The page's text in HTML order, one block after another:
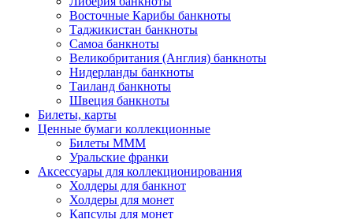
Восточные Карибы банкноты
Таджикистан банкноты
Самоа банкноты
Великобритания (Англия) банкноты
Нидерланды банкноты
Таиланд банкноты
Швеция банкноты
Билеты, карты
Ценные бумаги коллекционные
Билеты МММ
Уральские франки
Аксессуары для коллекционирования
Холдеры для банкнот
Холдеры для монет
Капсулы для монет